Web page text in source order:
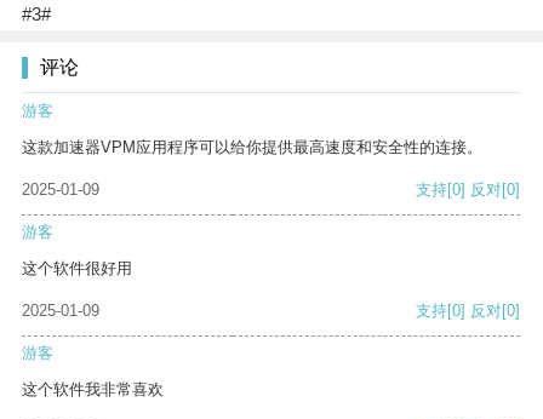
#3#
评论
游客
这款加速器VPM应用程序可以给你提供最高速度和安全性的连接。
2025-01-09 支持[0] 反对[0]
游客
这个软件很好用
2025-01-09 支持[0] 反对[0]
游客
这个软件我非常喜欢